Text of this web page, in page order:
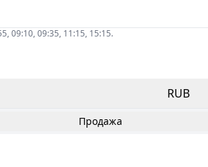
09:10, 09:35, 11:15, 15:15.
RUB
Продажа